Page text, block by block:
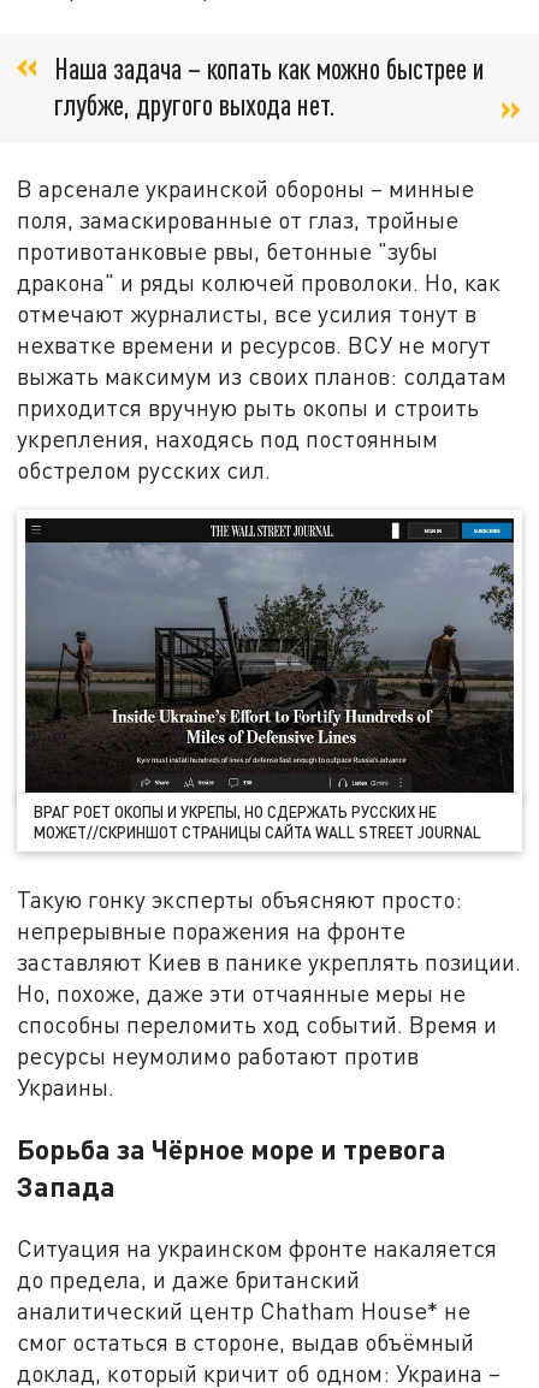
Наша задача – копать как можно быстрее и
глубже, другого выхода нет.
В арсенале украинской обороны – минные
поля, замаскированные от глаз, тройные
противотанковые рвы, бетонные "зубы
дракона" и ряды колючей проволоки. Но, как
отмечают журналисты, все усилия тонут в
нехватке времени и ресурсов. ВСУ не могут
выжать максимум из своих планов: солдатам
приходится вручную рыть окопы и строить
укрепления, находясь под постоянным
обстрелом русских сил.
ВРАГ РОЕТ ОКОПЫ И УКРЕПЫ, НО СДЕРЖАТЬ РУССКИХ НЕ
МОЖЕТ//СКРИНШОТ СТРАНИЦЫ САЙТА WALL STREET JOURNAL
Такую гонку эксперты объясняют просто:
непрерывные поражения на фронте
заставляют Киев в панике укреплять позиции.
Но, похоже, даже эти отчаянные меры не
способны переломить ход событий. Время и
ресурсы неумолимо работают против
Украины.
Борьба за Чёрное море и тревога
Запада
Ситуация на украинском фронте накаляется
до предела, и даже британский
аналитический центр Chatham House* не
смог остаться в стороне, выдав объёмный
доклад, который кричит об одном: Украина –